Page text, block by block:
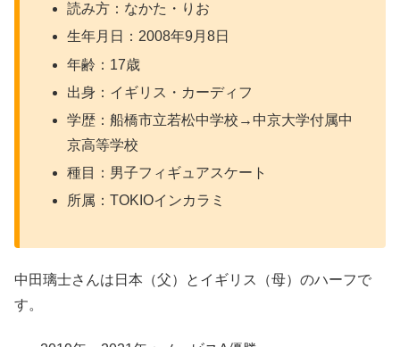
読み方：なかた・りお
生年月日：2008年9月8日
年齢：17歳
出身：イギリス・カーディフ
学歴：船橋市立若松中学校→中京大学付属中
京高等学校
種目：男子フィギュアスケート
所属：TOKIOインカラミ
中田璃士さんは日本（父）とイギリス（母）のハーフで
す。